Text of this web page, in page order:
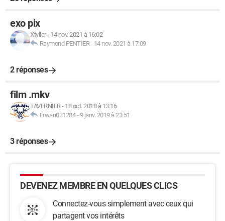
exo pix
Xtyller- 14 nov. 2021 à 16:02
Raymond PENTIER- 14 nov. 2021 à 17:09
2 réponses
film .mkv
TAVERNIER- 18 oct. 2018 à 13:16
Erwan031284-9 janv. 2019 à 23:51
3 réponses
DEVENEZ MEMBRE EN QUELQUES CLICS
Connectez-vous simplement avec ceux qui
partagent vos intérêts